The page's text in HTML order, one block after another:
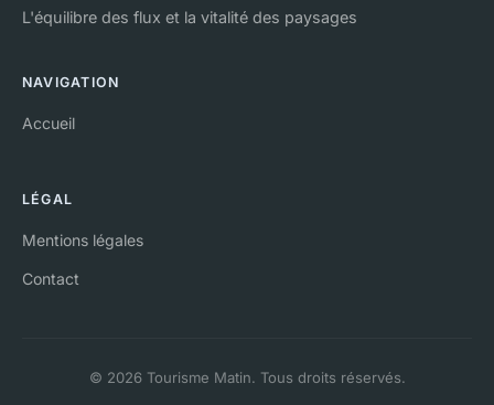
L'équilibre des flux et la vitalité des paysages
NAVIGATION
Accueil
LÉGAL
Mentions légales
Contact
© 2026 Tourisme Matin. Tous droits réservés.